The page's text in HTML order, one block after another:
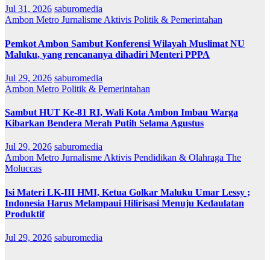
Jul 31, 2026 saburomedia
Ambon Metro Jurnalisme Aktivis Politik & Pemerintahan
Pemkot Ambon Sambut Konferensi Wilayah Muslimat NU
Maluku, yang rencananya dihadiri Menteri PPPA
Jul 29, 2026 saburomedia
Ambon Metro Politik & Pemerintahan
Sambut HUT Ke-81 RI, Wali Kota Ambon Imbau Warga
Kibarkan Bendera Merah Putih Selama Agustus
Jul 29, 2026 saburomedia
Ambon Metro Jurnalisme Aktivis Pendidikan & Olahraga The
Moluccas
Isi Materi LK-III HMI, Ketua Golkar Maluku Umar Lessy ;
Indonesia Harus Melampaui Hilirisasi Menuju Kedaulatan
Produktif
Jul 29, 2026 saburomedia